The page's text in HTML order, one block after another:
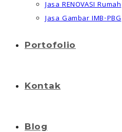
Jasa RENOVASI Rumah
Jasa Gambar IMB-PBG
Portofolio
Kontak
Blog